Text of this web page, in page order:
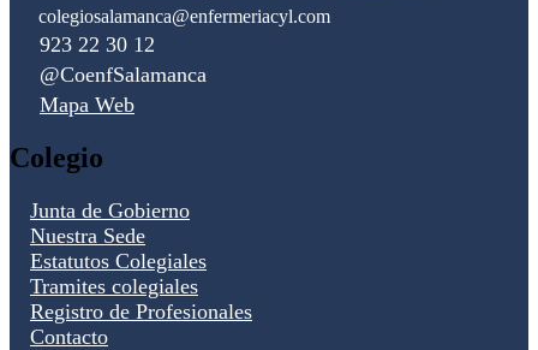
colegiosalamanca@enfermeriacyl.com
923 22 30 12
@CoenfSalamanca
Mapa Web
Colegio
Junta de Gobierno
Nuestra Sede
Estatutos Colegiales
Tramites colegiales
Registro de Profesionales
Contacto